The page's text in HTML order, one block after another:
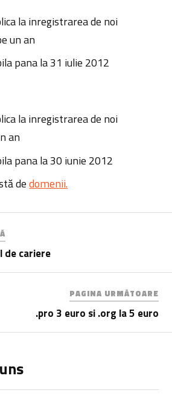
la inregistrarea de noi
un an
pana la 31 iulie 2012
la inregistrarea de noi
an
pana la 30 iunie 2012
dedomenii.
de cariere
PAGINA URMĂTOARE
.pro 3 euro si .org la 5 euro